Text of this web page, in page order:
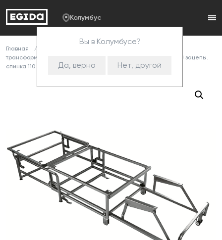
Колумбус
Вы в Колумбусе?
Да, верно Нет, другой
Главная
трансформации
Механизм 411 (1350) зацепы.
спинка 110